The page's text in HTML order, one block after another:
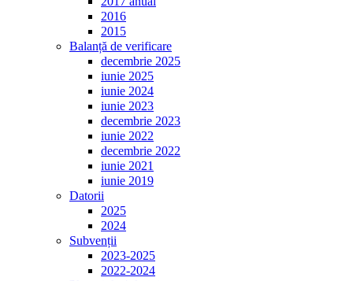
2016
2015
Balanță de verificare
decembrie 2025
iunie 2025
iunie 2024
iunie 2023
decembrie 2023
iunie 2022
decembrie 2022
iunie 2021
iunie 2019
Datorii
2025
2024
Subvenții
2023-2025
2022-2024